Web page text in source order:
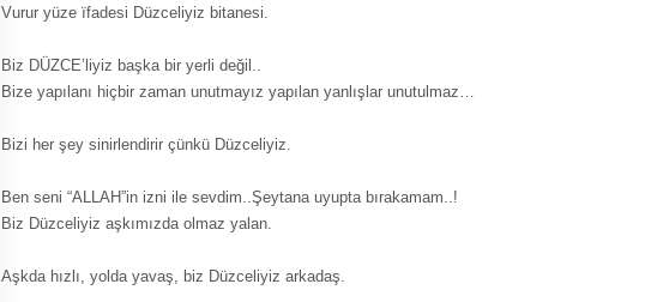
Vurur yüze ïfadesi Düzceliyiz bitanesi.
Biz DÜZCE’liyiz başka bir yerli değil..
Bize yapılanı hiçbir zaman unutmayız yapılan yanlışlar unutulmaz…
Bizi her şey sinirlendirir çünkü Düzceliyiz.
Ben seni “ALLAH”in izni ile sevdim..Şeytana uyupta bırakamam..!
Biz Düzceliyiz aşkımızda olmaz yalan.
Aşkda hızlı, yolda yavaş, biz Düzceliyiz arkadaş.